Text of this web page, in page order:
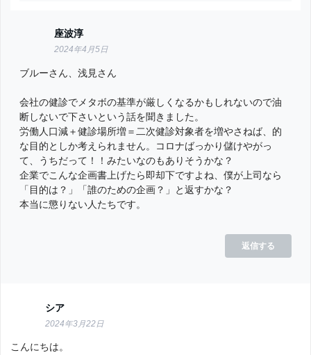
座波淳
2024年4月5日
ブルーさん、浅見さん
会社の健診でメタボの基準が厳しくなるかもしれないので油
断しないで下さいという話を聞きました。
労働人口減＋健診場所増＝二次健診対象者を増やさねば、的
な目的としか考えられません。コロナばっかり儲けやがっ
て、うちだって！！みたいなのもありそうかな？
企業でこんな企画書上げたら即却下ですよね、僕が上司なら
「目的は？」「誰のための企画？」と返すかな？
本当に懲りない人たちです。
返信する
シア
2024年3月22日
こんにちは。